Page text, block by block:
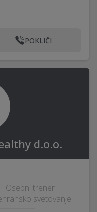
POKLIČI
d.o.o.
Osebni trener ·
svetovanje